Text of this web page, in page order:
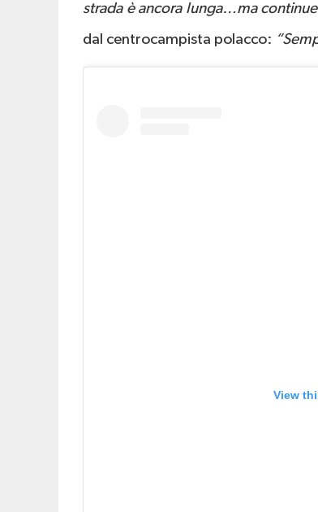
strada è ancora lunga…ma
dal centrocampista polacco:
View